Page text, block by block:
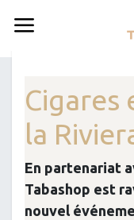
Cigares
la
En partenariat
Tabashop est
nouvel